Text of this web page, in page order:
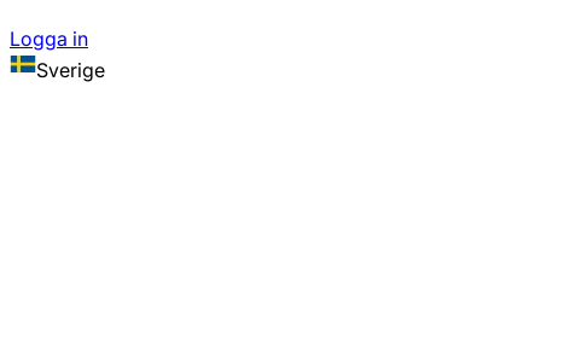
Logga in
Sverige